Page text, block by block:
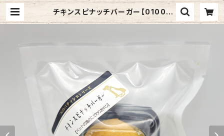
チキンスピナッチバーガー【01007
9】 | 三矢コーポレーションONLINE